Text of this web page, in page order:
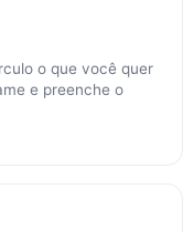
o que você quer
e preenche o